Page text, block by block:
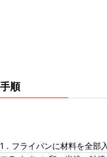
手順
1．フライパンに材料を全部